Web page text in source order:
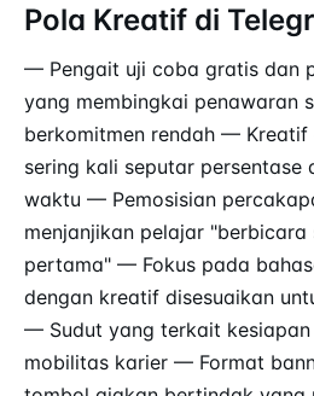
Pola Kreatif di
— Pengait uji coba gratis dan
yang membingkai penawaran
berkomitmen rendah — Kreatif
sering kali seputar
waktu — Pemosisian
menjanjikan pelajar
pertama" — Fokus pada
dengan kreatif disesuaikan
— Sudut yang terkait
mobilitas karier — Format